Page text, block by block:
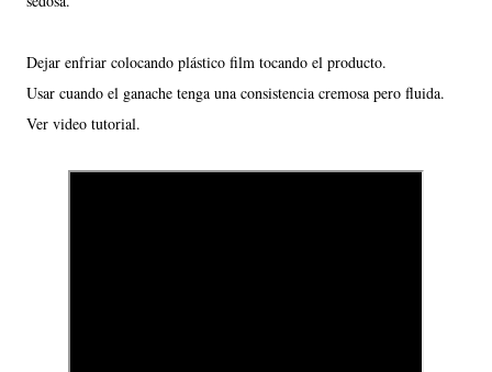
Dejar enfriar colocando plástico film tocando el producto.
Usar cuando el ganache tenga una consistencia cremosa pero fluida.
Ver video tutorial.